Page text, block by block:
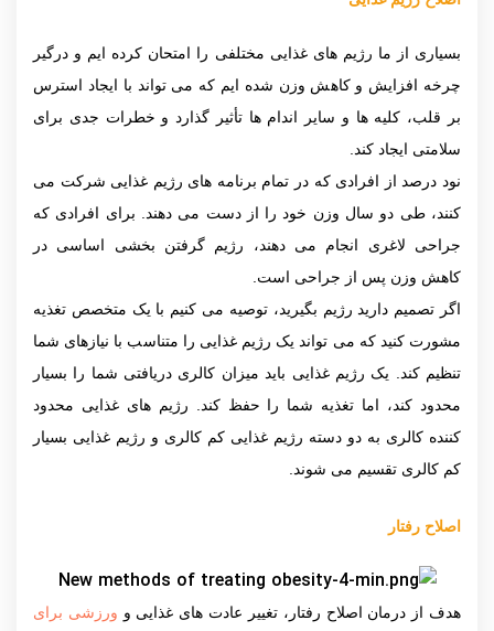
بسیاری از ما رژیم های غذایی مختلفی را امتحان کرده ایم و درگیر
چرخه افزایش و کاهش وزن شده ایم که می تواند با ایجاد استرس
بر قلب، کلیه ها و سایر اندام ها تأثیر گذارد و خطرات جدی برای
سلامتی ایجاد کند.
نود درصد از افرادی که در تمام برنامه های رژیم غذایی شرکت می
کنند، طی دو سال وزن خود را از دست می دهند. برای افرادی که
جراحی لاغری انجام می دهند، رژیم گرفتن بخشی اساسی در
کاهش وزن پس از جراحی است.
اگر تصمیم دارید رژیم بگیرید، توصیه می کنیم با یک متخصص تغذیه
مشورت کنید که می تواند یک رژیم غذایی را متناسب با نیازهای شما
تنظیم کند. یک رژیم غذایی باید میزان کالری دریافتی شما را بسیار
محدود کند، اما تغذیه شما را حفظ کند. رژیم های غذایی محدود
کننده کالری به دو دسته رژیم غذایی کم کالری و رژیم غذایی بسیار
کم کالری تقسیم می شوند.
اصلاح رفتار
هدف از درمان اصلاح رفتار، تغییر عادت های غذایی و ورزشی برای